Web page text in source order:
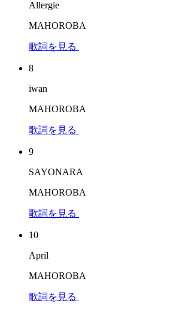
Allergie
MAHOROBA
歌詞を見る
8
iwan
MAHOROBA
歌詞を見る
9
SAYONARA
MAHOROBA
歌詞を見る
10
April
MAHOROBA
歌詞を見る